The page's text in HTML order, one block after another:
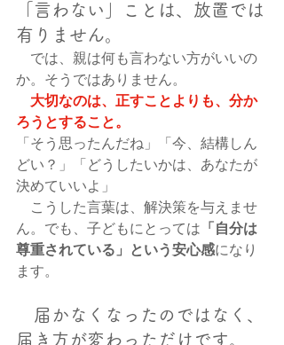
「言わない」ことは、放置では
有りません。
では、親は何も言わない方がいいの
か。そうではありません。
大切なのは、正すことよりも、分か
ろうとすること。
「そう思ったんだね」「今、結構しん
どい？」「どうしたいかは、あなたが
決めていいよ」
こうした言葉は、解決策を与えませ
ん。でも、子どもにとっては 「自分は
尊重されている」という安心感になり
ます。
届かなくなったのではなく、
届き方が変わっただけです。